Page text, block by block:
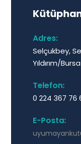
Adres:
Selçukbey,
Yıldırım/Bursa
Telefon:
0 224 367 76
E-Posta: